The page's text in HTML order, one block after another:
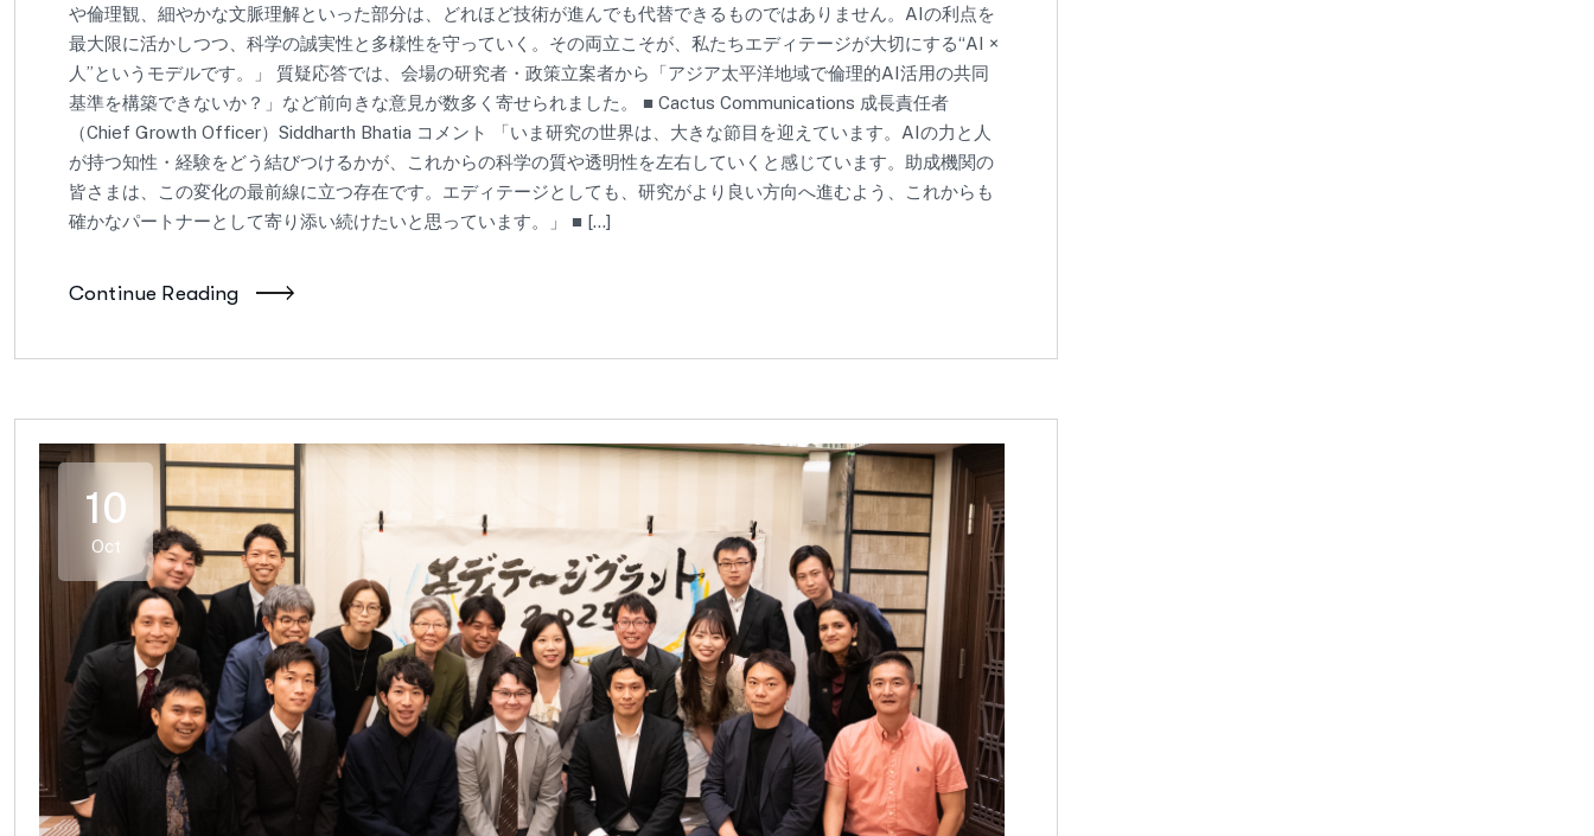
や倫理観、細やかな文脈理解といった部分は、どれほど技術が進んでも代替できるものではありません。AIの利点を
最大限に活かしつつ、科学の誠実性と多様性を守っていく。その両立こそが、私たちエディテージが大切にする“AI ×
人”というモデルです。」 質疑応答では、会場の研究者・政策立案者から「アジア太平洋地域で倫理的AI活用の共同
基準を構築できないか？」など前向きな意見が数多く寄せられました。 ■ Cactus Communications 成長責任者
（Chief Growth Officer）Siddharth Bhatia コメント 「いま研究の世界は、大きな節目を迎えています。AIの力と人
が持つ知性・経験をどう結びつけるかが、これからの科学の質や透明性を左右していくと感じています。助成機関の
皆さまは、この変化の最前線に立つ存在です。エディテージとしても、研究がより良い方向へ進むよう、これからも
確かなパートナーとして寄り添い続けたいと思っています。」 ■ […]
Continue Reading
10
Oct